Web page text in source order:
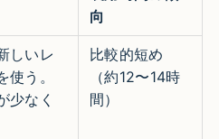
向
しいレ
使う。
少なく
比較的短め
（約12〜14時
間）